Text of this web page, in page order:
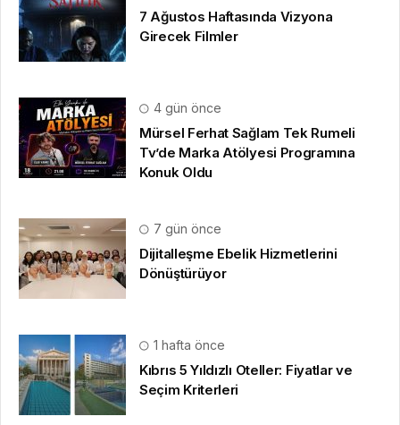
7 Ağustos Haftasında Vizyona
Girecek Filmler
4 gün önce
Mürsel Ferhat Sağlam Tek Rumeli
Tv’de Marka Atölyesi Programına
Konuk Oldu
7 gün önce
Dijitalleşme Ebelik Hizmetlerini
Dönüştürüyor
1 hafta önce
Kıbrıs 5 Yıldızlı Oteller: Fiyatlar ve
Seçim Kriterleri